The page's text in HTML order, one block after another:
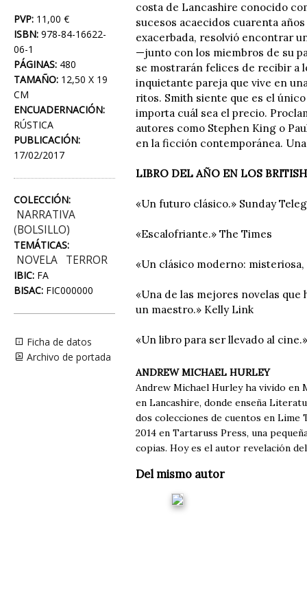
PVP: 11,00 €
ISBN: 978-84-16622-
06-1
PÁGINAS: 480
TAMAÑO: 12,50 X 19
CM
ENCUADERNACIÓN:
RÚSTICA
PUBLICACIÓN:
17/02/2017
COLECCIÓN:
NARRATIVA
(BOLSILLO)
TEMÁTICAS:
NOVELA TERROR
IBIC: FA
BISAC: FIC000000
Ficha de datos
Archivo de portada
costa de Lancashire conocido
sucesos acaecidos cuarenta
exacerbada, resolvió encontrar
—junto con los miembros de su
se mostrarán felices de recibir a
inquietante pareja que vive en
ritos. Smith siente que es el
importa cuál sea el precio.
autores como Stephen King o
en la ficción contemporánea.
LIBRO DEL AÑO EN LOS
«Un futuro clásico.» Sunday
«Escalofriante.» The Times
«Un clásico moderno:
«Una de las mejores novelas que
un maestro.» Kelly Link
«Un libro para ser llevado al
ANDREW MICHAEL HURLEY
Andrew Michael Hurley ha vivido en
en Lancashire, donde enseña
dos colecciones de cuentos en
2014 en Tartaruss Press, una
copias. Hoy es el autor revelación
Del mismo autor